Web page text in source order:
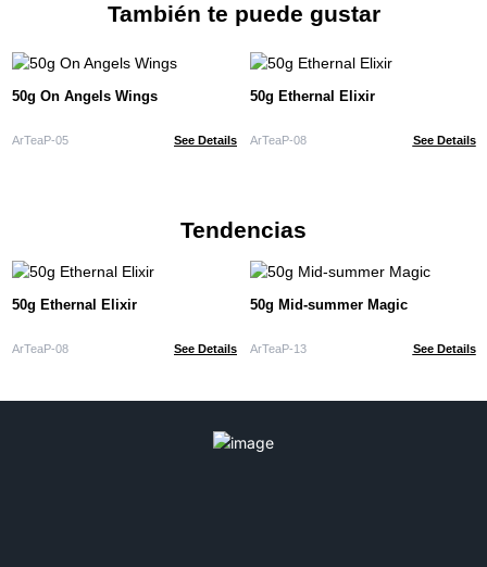
También te puede gustar
50g On Angels Wings
ArTeaP-05 See Details
50g Ethernal Elixir
ArTeaP-08 See Details
Tendencias
50g Ethernal Elixir
ArTeaP-08 See Details
50g Mid-summer Magic
ArTeaP-13 See Details